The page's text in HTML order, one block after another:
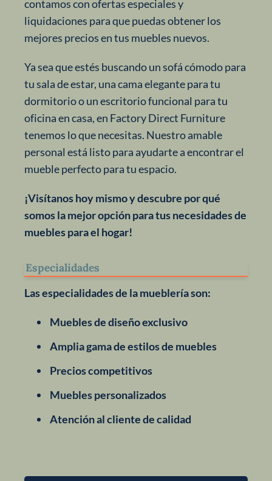
contamos con ofertas especiales y
liquidaciones para que puedas obtener los
mejores precios en tus muebles nuevos.
Ya sea que estés buscando un sofá cómodo para
tu sala de estar, una cama elegante para tu
dormitorio o un escritorio funcional para tu
oficina en casa, en Factory Direct Furniture
tenemos lo que necesitas. Nuestro amable
personal está listo para ayudarte a encontrar el
mueble perfecto para tu espacio.
¡Visítanos hoy mismo y descubre por qué
somos la mejor opción para tus necesidades de
muebles para el hogar!
Especialidades
Las especialidades de la mueblería son:
Muebles de diseño exclusivo
Amplia gama de estilos de muebles
Precios competitivos
Muebles personalizados
Atención al cliente de calidad